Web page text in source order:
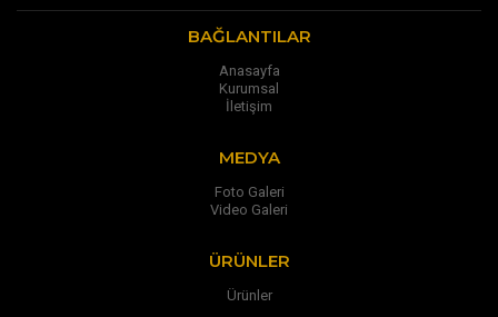
BAĞLANTILAR
Anasayfa
Kurumsal
İletişim
MEDYA
Foto Galeri
Video Galeri
ÜRÜNLER
Ürünler